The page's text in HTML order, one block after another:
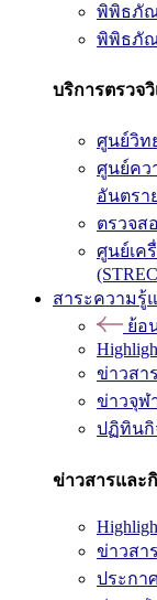
พิพิธภั
พิพิธภั
บริการตรวจ
ศูนย์วิท
ศูนย์คว
อันตรา
ตรวจส
ศูนย์เค
สาระความรู้
ย้อ
ข่าวสา
ข่าวจุฬ
ปฏิทินกิ
ข่าวสารและ
ข่าวสา
ประกา